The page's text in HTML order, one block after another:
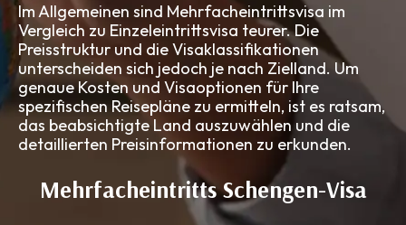
Im Allgemeinen sind Mehrfacheintrittsvisa im
Vergleich zu Einzeleintrittsvisa teurer. Die
Preisstruktur und die Visaklassifikationen
unterscheiden sich jedoch je nach Zielland. Um
genaue Kosten und Visaoptionen für Ihre
spezifischen Reisepläne zu ermitteln, ist es ratsam,
das beabsichtigte Land auszuwählen und die
detaillierten Preisinformationen zu erkunden.
Mehrfacheintritts Schengen-Visa